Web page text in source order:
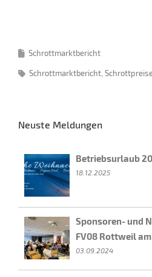
Schrottmarktbericht
Schrottmarktbericht
Neuste Meldungen
Betriebsurlaub
18.12.2025
Sponsoren- und
FV08 Rottweil
03.09.2024